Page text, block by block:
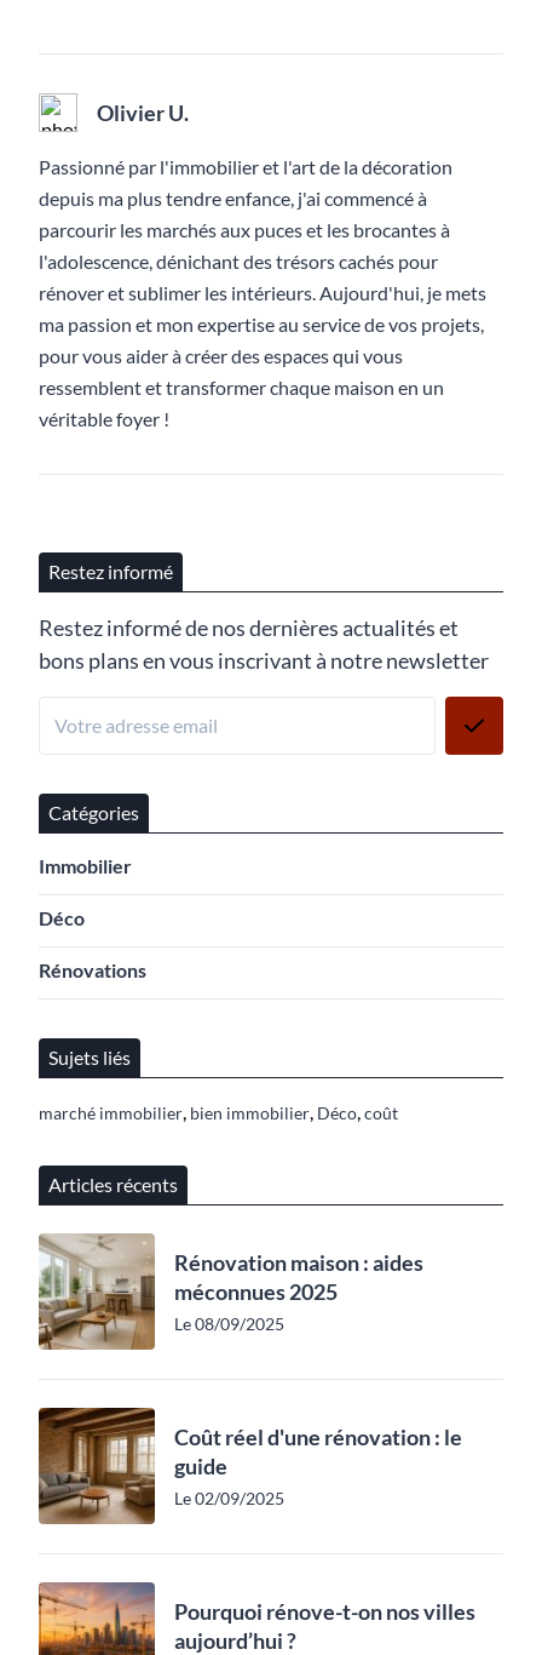
Olivier U.
Passionné par l'immobilier et l'art de la décoration
depuis ma plus tendre enfance, j'ai commencé à
parcourir les marchés aux puces et les brocantes à
l'adolescence, dénichant des trésors cachés pour
rénover et sublimer les intérieurs. Aujourd'hui, je mets
ma passion et mon expertise au service de vos projets,
pour vous aider à créer des espaces qui vous
ressemblent et transformer chaque maison en un
véritable foyer !
Restez informé
Restez informé de nos dernières actualités et
bons plans en vous inscrivant à notre newsletter
Catégories
Immobilier
Déco
Rénovations
Sujets liés
marché immobilier bien immobilier Déco coût
Articles récents
Rénovation maison : aides
méconnues 2025
Le 08/09/2025
Coût réel d'une rénovation : le
guide
Le 02/09/2025
Pourquoi rénove-t-on nos villes
aujourd’hui ?